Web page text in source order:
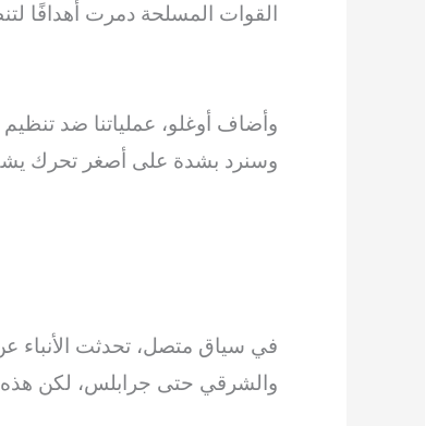
القوات المسلحة دمرت أهدافًا
وأضاف أوغلو، عملياتنا ضد
وسنرد بشدة على أصغر تحرك يشكل
في سياق متصل، تحدثت
والشرقي حتى جرابلس، لكن هذه